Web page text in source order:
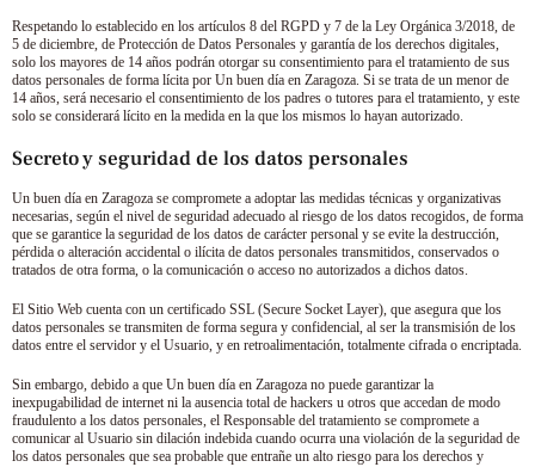
Respetando lo establecido en los artículos 8 del RGPD y 7 de la Ley Orgánica 3/2018, de
5 de diciembre, de Protección de Datos Personales y garantía de los derechos digitales,
solo los mayores de 14 años podrán otorgar su consentimiento para el tratamiento de sus
datos personales de forma lícita por Un buen día en Zaragoza. Si se trata de un menor de
14 años, será necesario el consentimiento de los padres o tutores para el tratamiento, y este
solo se considerará lícito en la medida en la que los mismos lo hayan autorizado.
Secreto y seguridad de los datos personales
Un buen día en Zaragoza se compromete a adoptar las medidas técnicas y organizativas
necesarias, según el nivel de seguridad adecuado al riesgo de los datos recogidos, de forma
que se garantice la seguridad de los datos de carácter personal y se evite la destrucción,
pérdida o alteración accidental o ilícita de datos personales transmitidos, conservados o
tratados de otra forma, o la comunicación o acceso no autorizados a dichos datos.
El Sitio Web cuenta con un certificado SSL (Secure Socket Layer), que asegura que los
datos personales se transmiten de forma segura y confidencial, al ser la transmisión de los
datos entre el servidor y el Usuario, y en retroalimentación, totalmente cifrada o encriptada.
Sin embargo, debido a que Un buen día en Zaragoza no puede garantizar la
inexpugabilidad de internet ni la ausencia total de hackers u otros que accedan de modo
fraudulento a los datos personales, el Responsable del tratamiento se compromete a
comunicar al Usuario sin dilación indebida cuando ocurra una violación de la seguridad de
los datos personales que sea probable que entrañe un alto riesgo para los derechos y